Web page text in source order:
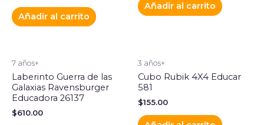
Añadir al carrito
Añadir al carrito
7 años+
Laberinto Guerra de las
Galaxias Ravensburger
Educadora 26137
$610.00
3 años+
Cubo Rubik 4X4 Educar
581
$155.00